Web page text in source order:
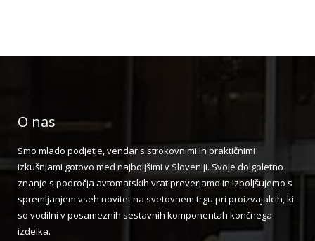
O nas
Smo mlado podjetje, vendar s strokovnimi in praktičnimi
izkušnjami gotovo med najboljšimi v Sloveniji. Svoje dolgoletno
znanje s področja avtomatskih vrat preverjamo in izboljšujemo s
spremljanjem vseh novitet na svetovnem trgu pri proizvajalcih, ki
so vodilni v posameznih sestavnih komponentah končnega
izdelka.